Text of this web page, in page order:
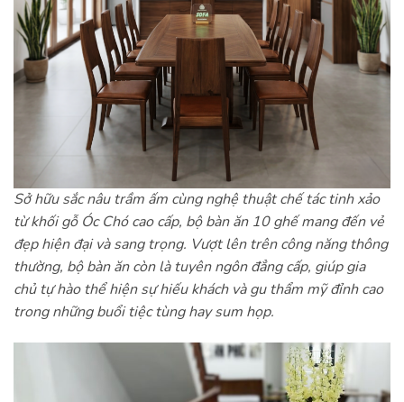
Sở hữu sắc nâu trầm ấm cùng nghệ thuật chế tác tinh xảo
từ khối gỗ Óc Chó cao cấp, bộ bàn ăn 10 ghế mang đến vẻ
đẹp hiện đại và sang trọng. Vượt lên trên công năng thông
thường, bộ bàn ăn còn là tuyên ngôn đẳng cấp, giúp gia
chủ tự hào thể hiện sự hiếu khách và gu thẩm mỹ đỉnh cao
trong những buổi tiệc tùng hay sum họp.